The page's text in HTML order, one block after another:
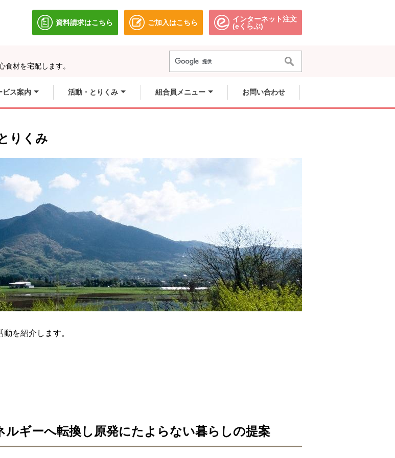
ウで開きます。
資料請求はこちら
別のウィンドウで開きます。ご加入はこちら
別のウィンドウで開きます。
インターネット注文
(eくらぶ)別のウィンドウで開きます。
食材を宅配します。
ビス案内 活動・とりくみ 組合員メニュー お問い合わせ
りくみ
動を紹介します。
ルギーへ転換し原発にたよらない暮らしの提案